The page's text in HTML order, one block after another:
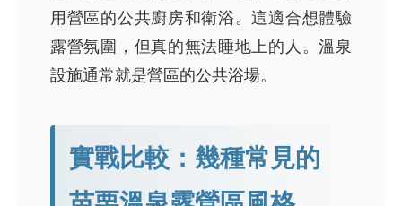
用營區的公共廚房和衛浴。這適合想體驗
露營氛圍，但真的無法睡地上的人。溫泉
設施通常就是營區的公共浴場。
實戰比較：幾種常見的